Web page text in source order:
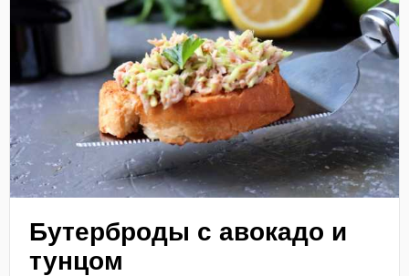
Бутерброды с авокадо и
тунцом